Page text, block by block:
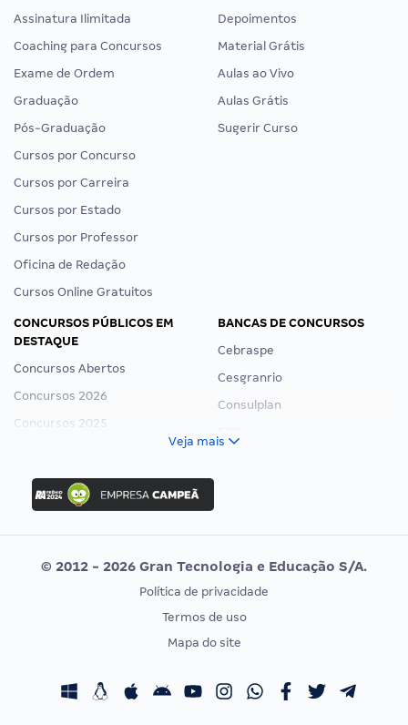
Assinatura Ilimitada
Coaching para Concursos
Exame de Ordem
Graduação
Pós-Graduação
Cursos por Concurso
Cursos por Carreira
Cursos por Estado
Cursos por Professor
Oficina de Redação
Cursos Online Gratuitos
Depoimentos
Material Grátis
Aulas ao Vivo
Aulas Grátis
Sugerir Curso
CONCURSOS PÚBLICOS EM
DESTAQUE
Concursos Abertos
Concursos 2026
Concursos 2025
Concurso Ibama
Concurso MPU
Editais publicados
BANCAS DE CONCURSOS
Cebraspe
Cesgranrio
Consulplan
Vunesp
CONCURSOS POR PROFISSÃO
Concursos Fiscais
EXAME DE ORDEM
Calendário OAB
Veja mais
© 2012 - 2026 Gran Tecnologia e Educação S/A.
Política de privacidade
Termos de uso
Mapa do site